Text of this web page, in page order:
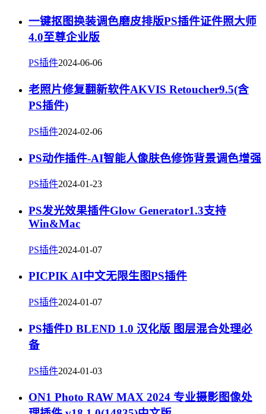
一键抠图换装调色磨皮排版PS插件证件照大师
4.0至尊企业版
PS插件2024-06-06
老照片修复翻新软件AKVIS Retoucher9.5(含
PS插件)
PS插件2024-02-06
PS动作插件-AI智能人像肤色修饰背景调色增强
PS插件2024-01-23
PS发光效果插件Glow Generator1.3支持
Win&Mac
PS插件2024-01-07
PICPIK AI中文无限生图PS插件
PS插件2024-01-07
PS插件D BLEND 1.0 汉化版 图层混合处理必
备
PS插件2024-01-03
ON1 Photo RAW MAX 2024 专业摄影图像处